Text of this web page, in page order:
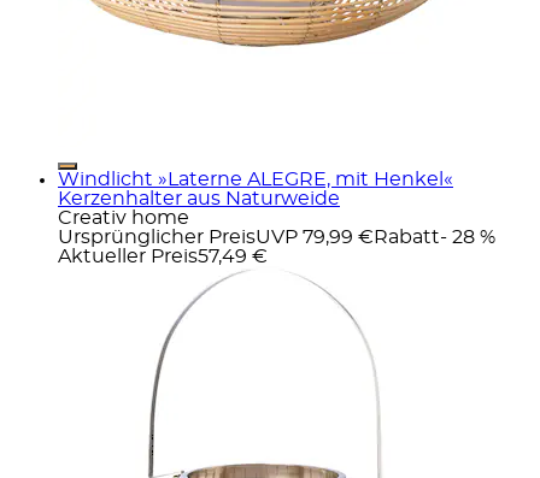
Windlicht »Laterne ALEGRE, mit Henkel«
Kerzenhalter aus Naturweide
Creativ home
Ursprünglicher PreisUVP 79,99 € Rabatt- 28 %
Aktueller Preis57,49 €